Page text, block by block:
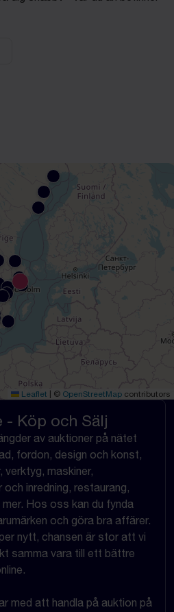
Leaflet | © OpenStreetMap contributors
- Köp och Sälj
av auktioner på nätet
fordon, design och konst,
verktyg, maskiner,
inredning, restaurang,
Hos oss kan du fynda
och göra bra affärer.
nytt, chansen är stor att vi
samma vara till ett bättre
med att handla på auktion på